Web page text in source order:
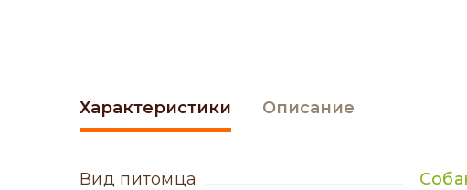
Характеристики
вид питомца
Описание